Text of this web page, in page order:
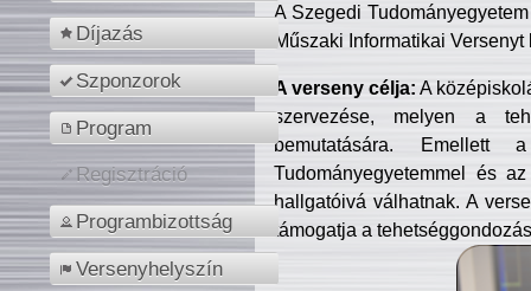
Díjazás
Szponzorok
Program
Regisztráció
Programbizottság
Versenyhelyszín
A Szegedi
Műszaki Informatikai
A verseny célja: A
szervezése, melyen a
bemutatására. Emellett
Tudományegyetemmel és
hallgatóivá válhatnak. A
támogatja a